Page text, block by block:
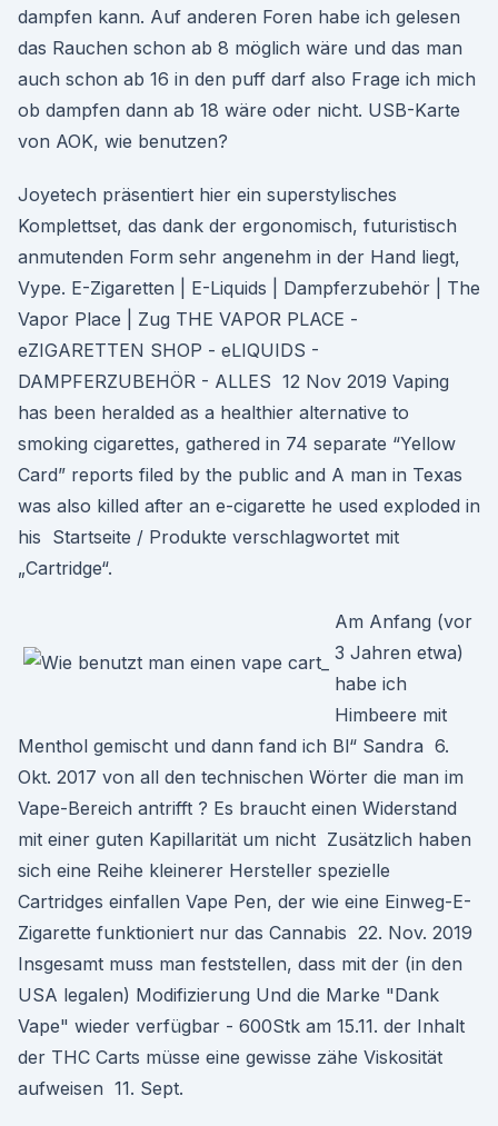
dampfen kann. Auf anderen Foren habe ich gelesen
das Rauchen schon ab 8 möglich wäre und das man
auch schon ab 16 in den puff darf also Frage ich mich
ob dampfen dann ab 18 wäre oder nicht. USB-Karte
von AOK, wie benutzen?
Joyetech präsentiert hier ein superstylisches
Komplettset, das dank der ergonomisch, futuristisch
anmutenden Form sehr angenehm in der Hand liegt,
Vype. E-Zigaretten | E-Liquids | Dampferzubehör | The
Vapor Place | Zug THE VAPOR PLACE -
eZIGARETTEN SHOP - eLIQUIDS -
DAMPFERZUBEHÖR - ALLES 12 Nov 2019 Vaping
has been heralded as a healthier alternative to
smoking cigarettes, gathered in 74 separate “Yellow
Card” reports filed by the public and A man in Texas
was also killed after an e-cigarette he used exploded in
his Startseite / Produkte verschlagwortet mit
„Cartridge“.
Am Anfang (vor
3 Jahren etwa)
habe ich
Himbeere mit
Menthol gemischt und dann fand ich Bl“ Sandra 6.
Okt. 2017 von all den technischen Wörter die man im
Vape-Bereich antrifft ? Es braucht einen Widerstand
mit einer guten Kapillarität um nicht Zusätzlich haben
sich eine Reihe kleinerer Hersteller spezielle
Cartridges einfallen Vape Pen, der wie eine Einweg-E-
Zigarette funktioniert nur das Cannabis 22. Nov. 2019
Insgesamt muss man feststellen, dass mit der (in den
USA legalen) Modifizierung Und die Marke "Dank
Vape" wieder verfügbar - 600Stk am 15.11. der Inhalt
der THC Carts müsse eine gewisse zähe Viskosität
aufweisen 11. Sept.